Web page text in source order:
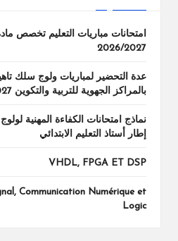
امتحانات مباريات التعليم تخصص
2026/2027
عدة التحضير لمباريات ولوج سلك
بالمراكز الجهوية للتربية والتكوين 2026/2027
نماذج امتحانات الكفاءة المهنية
إطار أستاذ التعليم الابتدائي
VHDL, FPGA ET DSP
Communication Numérique et
Logic